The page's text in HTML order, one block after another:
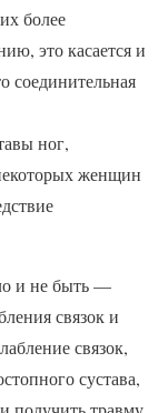
более
это касается и
соединительная
ног,
женщин
и не быть —
связок и
связок,
сустава,